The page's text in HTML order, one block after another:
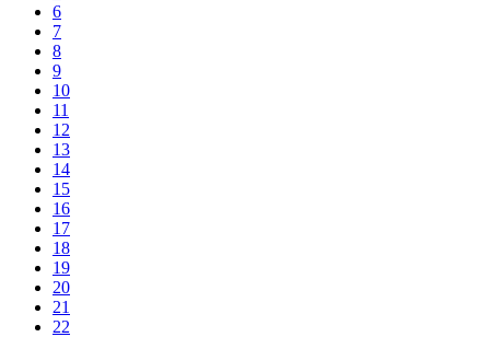
6
7
8
9
10
11
12
13
14
15
16
17
18
19
20
21
22